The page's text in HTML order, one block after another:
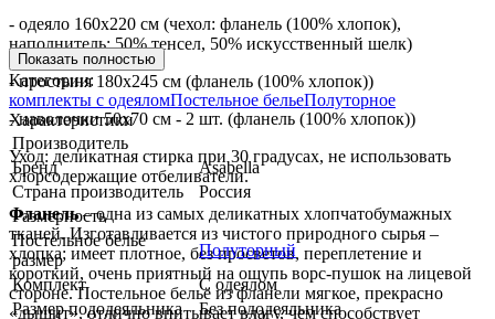
- одеяло 160х220 см (чехол: фланель (100% хлопок),
наполнитель: 50% тенсел, 50% искусственный шелк)
- простыня 180х245 см (фланель (100% хлопок))
- наволочки 50х70 см - 2 шт. (фланель (100% хлопок))
Уход: деликатная стирка при 30 градусах, не использовать
хлорсодержащие отбеливатели.
Фланель– одна из самых деликатных хлопчатобумажных
тканей. Изготавливается из чистого природного сырья –
хлопка; имеет плотное, без просветов, переплетение и
короткий, очень приятный на ощупь ворс-пушок на лицевой
стороне. Постельное бельё из фланели мягкое, прекрасно
«дышит», отлично впитывает влагу, чем способствует
Показать полностью
Категории:
комплекты с одеяломПостельное бельеПолуторное
Характеристики
Производитель
Бренд
Asabella
Страна производитель
Россия
Размерность
Постельное белье
размер
Полуторный
Комплект
С одеялом
Размер пододеяльника
Без пододеяльника